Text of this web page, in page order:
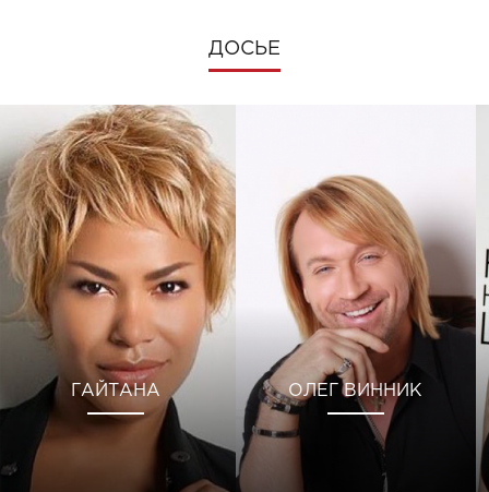
ДОСЬЕ
ГАЙТАНА ОЛЕГ ВИННИК